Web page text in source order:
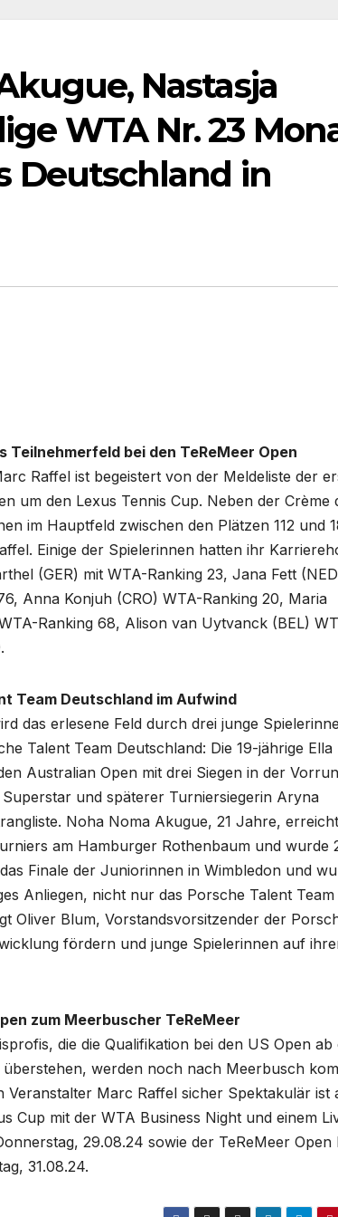
Nastasja
WTA Nr. 23
Deutschland in
Teilnehmerfeld bei den TeReMeer Open
Raffel ist begeistert von der Meldeliste der
um den Lexus Tennis Cup. Neben der Crème
im Hauptfeld zwischen den Plätzen 112 und
Einige der Spielerinnen hatten ihr
(GER) mit WTA-Ranking 23, Jana Fett
Anna Konjuh (CRO) WTA-Ranking 20, Maria
Ranking 68, Alison van Uytvanck (BEL)
Team Deutschland im Aufwind
das erlesene Feld durch drei junge
Talent Team Deutschland: Die 19-jährige Ella
Australian Open mit drei Siegen in der
und späterer Turniersiegerin Aryna
Noha Noma Akugue, 21 Jahre,
am Hamburger Rothenbaum und wurde
Finale der Juniorinnen in Wimbledon und
Anliegen, nicht nur das Porsche Talent Team
Oliver Blum, Vorstandsvorsitzender der
fördern und junge Spielerinnen auf
zum Meerbuscher TeReMeer
die die Qualifikation bei den US Open ab
überstehen, werden noch nach Meerbusch
Marc Raffel sicher Spektakulär ist
Cup mit der WTA Business Night und einem
29.08.24 sowie der TeReMeer Open
31.08.24.